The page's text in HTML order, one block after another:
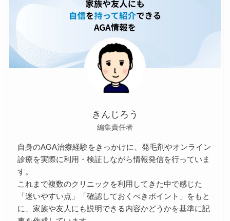
きんじろう
編集責任者
自身のAGA治療経験をきっかけに、発毛剤やオンライン
診療を実際に利用・検証しながら情報発信を行っていま
す。
これまで複数のクリニックを利用してきた中で感じた
「迷いやすい点」「確認しておくべきポイント」をもと
に、家族や友人にも説明できる内容かどうかを基準に記